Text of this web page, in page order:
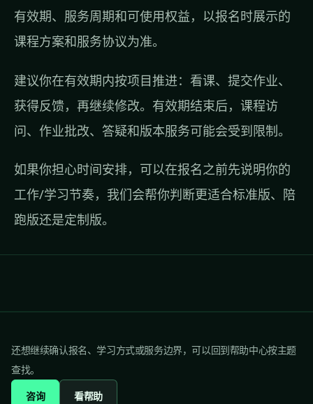
有效期、服务周期和可使用权益，以报名时展示的
课程方案和服务协议为准。
建议你在有效期内按项目推进：看课、提交作业、
获得反馈，再继续修改。有效期结束后，课程访
问、作业批改、答疑和版本服务可能会受到限制。
如果你担心时间安排，可以在报名之前先说明你的
工作/学习节奏，我们会帮你判断更适合标准版、陪
跑版还是定制版。
还想继续确认报名、学习方式或服务边界，可以回到帮助中心按主题
查找。
咨询
看帮助